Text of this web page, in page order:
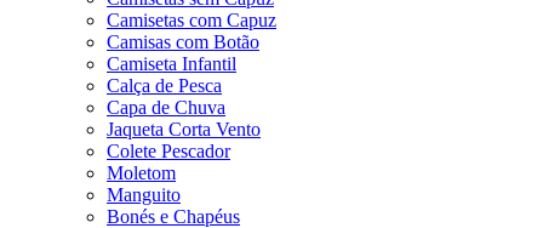
Camisetas com Capuz
Camisas com Botão
Camiseta Infantil
Calça de Pesca
Capa de Chuva
Jaqueta Corta Vento
Colete Pescador
Moletom
Manguito
Bonés e Chapéus